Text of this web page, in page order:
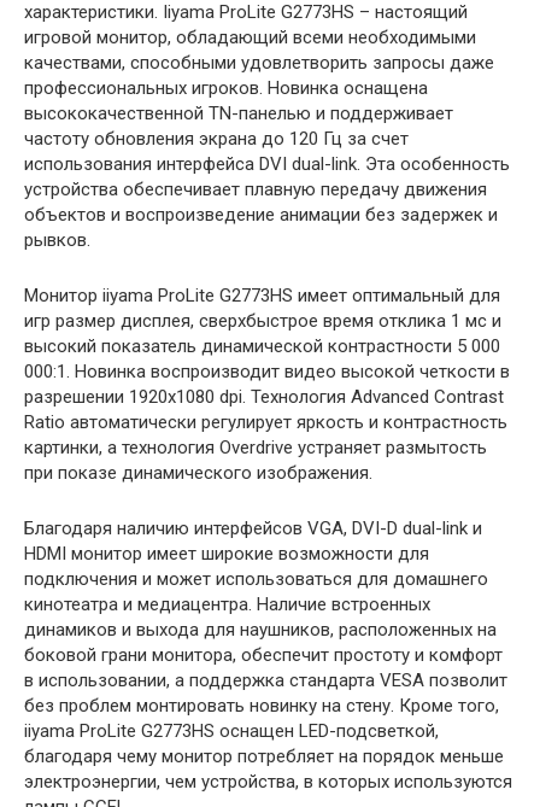
характеристики. Iiyama ProLite G2773HS – настоящий
игровой монитор, обладающий всеми необходимыми
качествами, способными удовлетворить запросы даже
профессиональных игроков. Новинка оснащена
высококачественной TN-панелью и поддерживает
частоту обновления экрана до 120 Гц за счет
использования интерфейса DVI dual-link. Эта особенность
устройства обеспечивает плавную передачу движения
объектов и воспроизведение анимации без задержек и
рывков.
Монитор iiyama ProLite G2773HS имеет оптимальный для
игр размер дисплея, сверхбыстрое время отклика 1 мс и
высокий показатель динамической контрастности 5 000
000:1. Новинка воспроизводит видео высокой четкости в
разрешении 1920х1080 dpi. Технология Advanced Contrast
Ratio автоматически регулирует яркость и контрастность
картинки, а технология Overdrive устраняет размытость
при показе динамического изображения.
Благодаря наличию интерфейсов VGA, DVI-D dual-link и
HDMI монитор имеет широкие возможности для
подключения и может использоваться для домашнего
кинотеатра и медиацентра. Наличие встроенных
динамиков и выхода для наушников, расположенных на
боковой грани монитора, обеспечит простоту и комфорт
в использовании, а поддержка стандарта VESA позволит
без проблем монтировать новинку на стену. Кроме того,
iiyama ProLite G2773HS оснащен LED-подсветкой,
благодаря чему монитор потребляет на порядок меньше
электроэнергии, чем устройства, в которых используются